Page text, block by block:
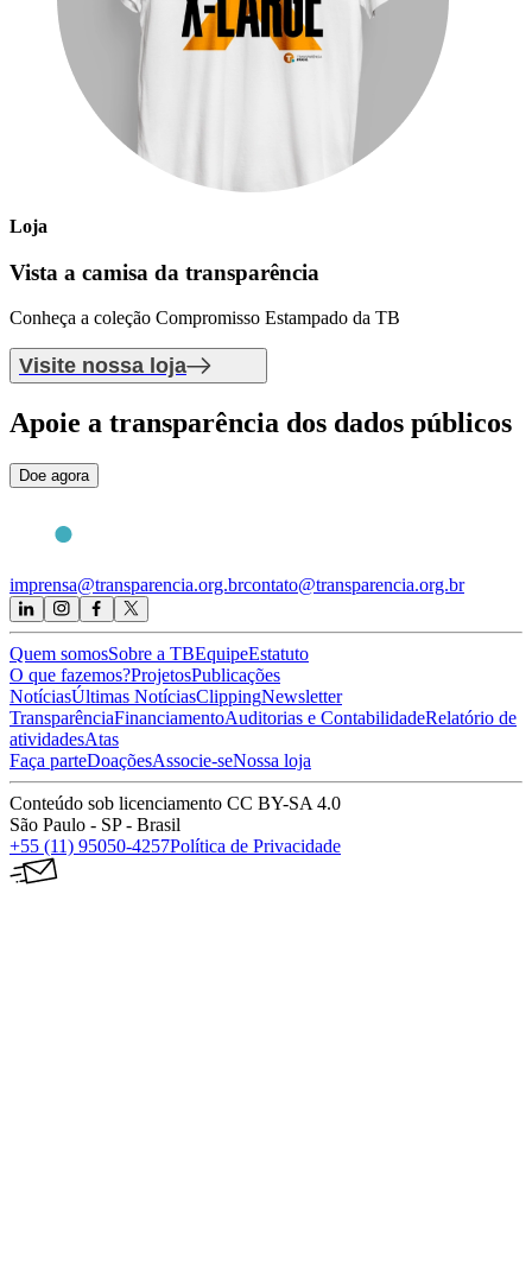
Loja
Vista a camisa da transparência
Conheça a coleção Compromisso Estampado da TB
Visite nossa loja
Apoie a transparência dos dados públicos
Doe agora
imprensa@transparencia.org.brcontato@transparencia.org.br
Quem somosSobre a TBEquipeEstatuto
O que fazemos?ProjetosPublicações
NotíciasÚltimas NotíciasClippingNewsletter
TransparênciaFinanciamentoAuditorias e ContabilidadeRelatório de
atividadesAtas
Faça parteDoaçõesAssocie-seNossa loja
Conteúdo sob licenciamento CC BY-SA 4.0
São Paulo - SP - Brasil
+55 (11) 95050-4257Política de Privacidade